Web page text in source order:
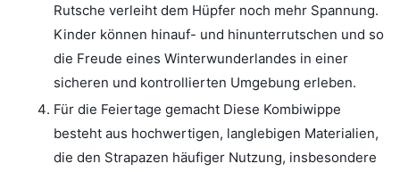
Rutsche verleiht dem Hüpfer noch mehr Spannung.
Kinder können hinauf- und hinunterrutschen und so
die Freude eines Winterwunderlandes in einer
sicheren und kontrollierten Umgebung erleben.
Für die Feiertage gemacht Diese Kombiwippe
besteht aus hochwertigen, langlebigen Materialien,
die den Strapazen häufiger Nutzung, insbesondere